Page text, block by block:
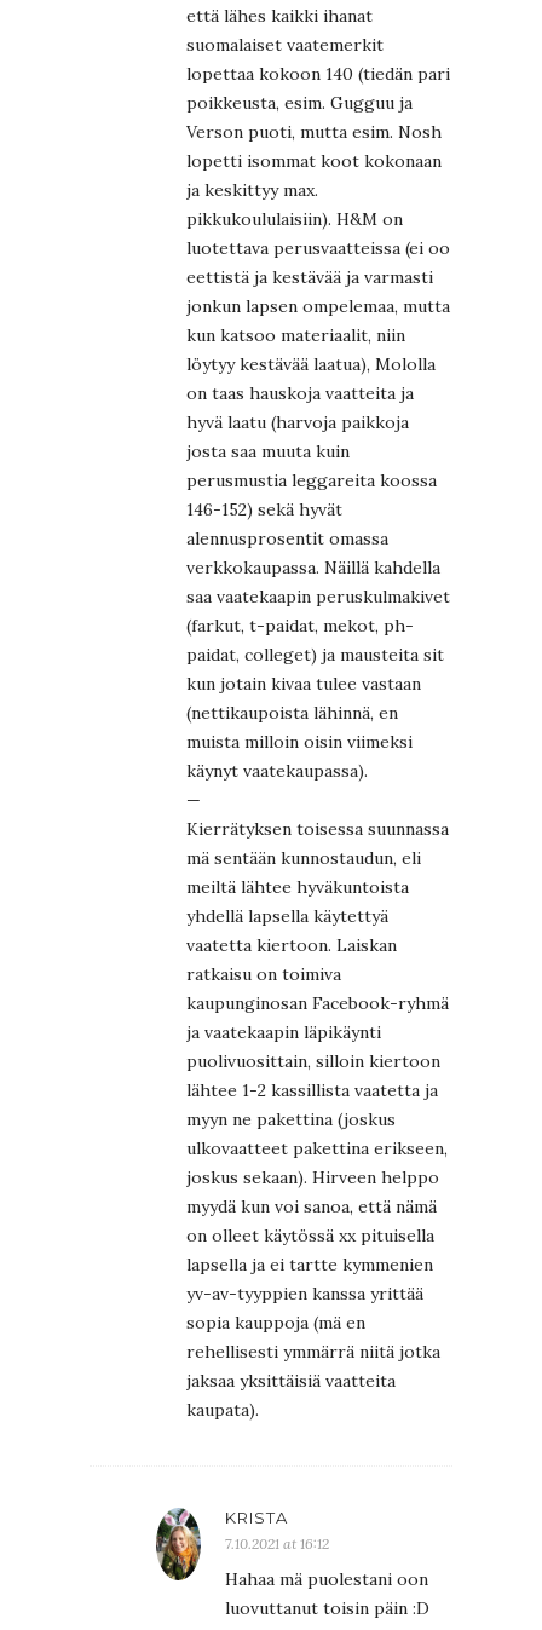
että lähes kaikki ihanat
suomalaiset vaatemerkit
lopettaa kokoon 140 (tiedän pari
poikkeusta, esim. Gugguu ja
Verson puoti, mutta esim. Nosh
lopetti isommat koot kokonaan
ja keskittyy max.
pikkukoululaisiin). H&M on
luotettava perusvaatteissa (ei oo
eettistä ja kestävää ja varmasti
jonkun lapsen ompelemaa, mutta
kun katsoo materiaalit, niin
löytyy kestävää laatua), Mololla
on taas hauskoja vaatteita ja
hyvä laatu (harvoja paikkoja
josta saa muuta kuin
perusmustia leggareita koossa
146-152) sekä hyvät
alennusprosentit omassa
verkkokaupassa. Näillä kahdella
saa vaatekaapin peruskulmakivet
(farkut, t-paidat, mekot, ph-
paidat, colleget) ja mausteita sit
kun jotain kivaa tulee vastaan
(nettikaupoista lähinnä, en
muista milloin oisin viimeksi
käynyt vaatekaupassa).
—
Kierrätyksen toisessa suunnassa
mä sentään kunnostaudun, eli
meiltä lähtee hyväkuntoista
yhdellä lapsella käytettyä
vaatetta kiertoon. Laiskan
ratkaisu on toimiva
kaupunginosan Facebook-ryhmä
ja vaatekaapin läpikäynti
puolivuosittain, silloin kiertoon
lähtee 1-2 kassillista vaatetta ja
myyn ne pakettina (joskus
ulkovaatteet pakettina erikseen,
joskus sekaan). Hirveen helppo
myydä kun voi sanoa, että nämä
on olleet käytössä xx pituisella
lapsella ja ei tartte kymmenien
yv-av-tyyppien kanssa yrittää
sopia kauppoja (mä en
rehellisesti ymmärrä niitä jotka
jaksaa yksittäisiä vaatteita
kaupata).
KRISTA
7.10.2021 at 16:12
Hahaa mä puolestani oon
luovuttanut toisin päin :D